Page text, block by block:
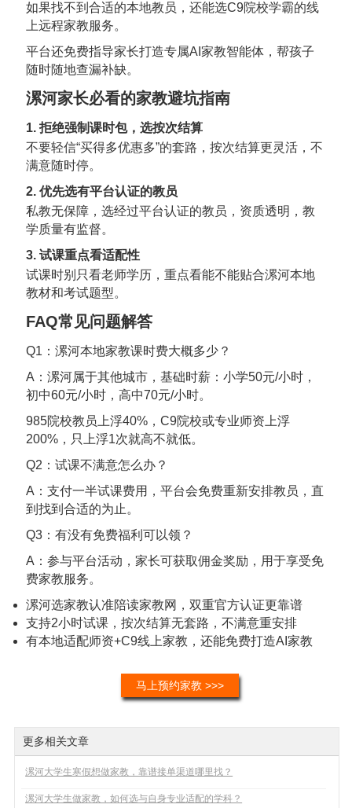
如果找不到合适的本地教员，还能选C9院校学霸的线
上远程家教服务。
平台还免费指导家长打造专属AI家教智能体，帮孩子
随时随地查漏补缺。
漯河家长必看的家教避坑指南
1. 拒绝强制课时包，选按次结算
不要轻信“买得多优惠多”的套路，按次结算更灵活，不
满意随时停。
2. 优先选有平台认证的教员
私教无保障，选经过平台认证的教员，资质透明，教
学质量有监督。
3. 试课重点看适配性
试课时别只看老师学历，重点看能不能贴合漯河本地
教材和考试题型。
FAQ常见问题解答
Q1：漯河本地家教课时费大概多少？
A：漯河属于其他城市，基础时薪：小学50元/小时，
初中60元/小时，高中70元/小时。
985院校教员上浮40%，C9院校或专业师资上浮
200%，只上浮1次就高不就低。
Q2：试课不满意怎么办？
A：支付一半试课费用，平台会免费重新安排教员，直
到找到合适的为止。
Q3：有没有免费福利可以领？
A：参与平台活动，家长可获取佣金奖励，用于享受免
费家教服务。
漯河选家教认准陪读家教网，双重官方认证更靠谱
支持2小时试课，按次结算无套路，不满意重安排
有本地适配师资+C9线上家教，还能免费打造AI家教
马上预约家教 >>>
更多相关文章
漯河大学生寒假想做家教，靠谱接单渠道哪里找？
漯河大学生做家教，如何选与自身专业适配的学科？